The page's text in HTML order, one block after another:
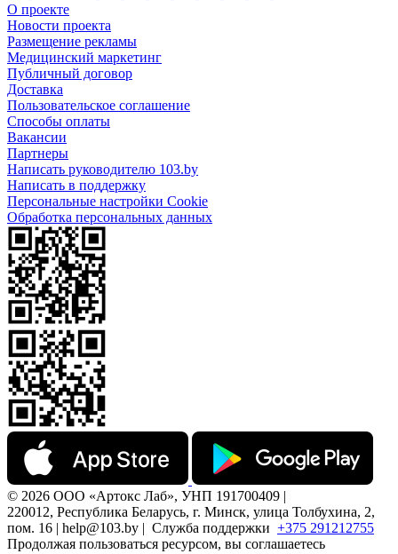
О проекте
Новости проекта
Размещение рекламы
Медицинский маркетинг
Публичный договор
Доставка
Пользовательское соглашение
Способы оплаты
Вакансии
Партнеры
Написать руководителю 103.by
Написать в поддержку
Персональные настройки Cookie
Обработка персональных данных
© 2026 ООО «Артокс Лаб», УНП 191700409 |
220012, Республика Беларусь, г. Минск, улица Толбухина, 2,
пом. 16 | help@103.by | Служба поддержки +375 291212755
Продолжая пользоваться ресурсом, вы соглашаетесь